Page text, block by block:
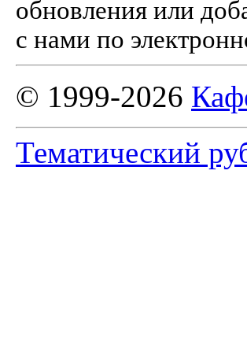
обновления или
с нами по
© 1999-2026
Тематический